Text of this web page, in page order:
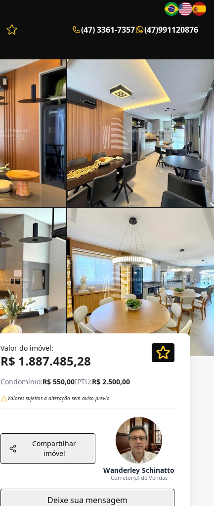
Favoritos (0 itens) (47) 3361-7357 (47)991120876
Valor do imóvel:
R$ 1.887.485,28
Condomínio:R$ 550,00IPTU:R$ 2.500,00
Valores sujeitos a alteração sem aviso prévio.
Compartilhar
imóvel
Wanderley Schinatto
Corretor(a) de Vendas
Deixe sua mensagem